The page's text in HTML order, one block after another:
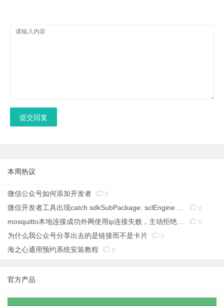
提交回复
本周热议
微信公众号如何添加开发者  0
 0
 0
为什么我公众号分享出去的是链接而不是卡片  0
海之心通用预约系统安装教程  0
官方产品